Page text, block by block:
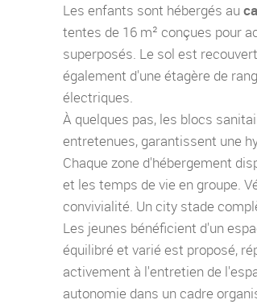
Les enfants sont hébergés au
tentes de 16 m² conçues pour
superposés. Le sol est
également d'une étagère de
électriques.
À quelques pas, les blocs
entretenues, garantissent une
Chaque zone d'hébergement
et les temps de vie en groupe.
convivialité. Un city stade
Les jeunes bénéficient d'un
équilibré et varié est proposé,
activement à l'entretien de
autonomie dans un cadre